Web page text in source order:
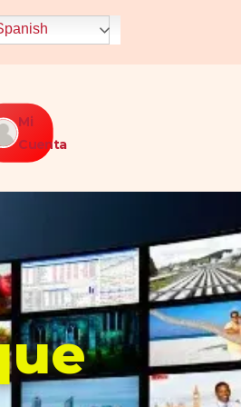
Mi
Cuenta